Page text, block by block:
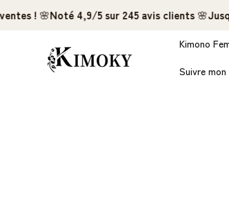
passer
!🌸Noté 4,9/5 sur 245 avis clients🌸
Kimono
Suivre